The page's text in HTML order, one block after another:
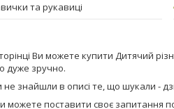
та рукавиці
Ви можете купити Дитячий
дуже зручно.
знайшли в описі те, що шукали -
можете поставити своє запитання